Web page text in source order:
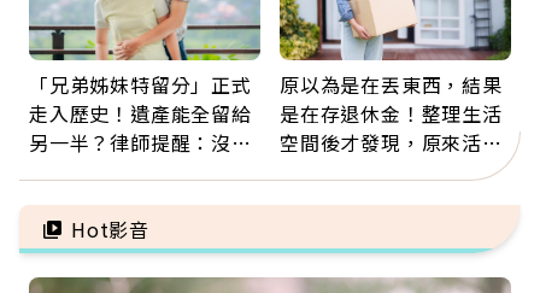
「兄弟姊妹特留分」正式
走入歷史！遺產能全留給
另一半？律師提醒：沒做
原以為是在丟東西，結果
是在存退休金！整理生活
空間後才發現，原來活得
Hot影音